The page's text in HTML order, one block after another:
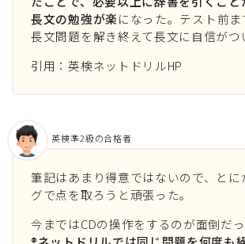
長文の勉強が楽になった。テスト前
長文問題を解き終えて長文に自信がつ
引用：英検ネットドリルHP
筆記はあまり得意ではないので、とに
グで点を取ろうと頑張った。
今まではCDの操作をするのが面倒だ
英検準2級の合格者